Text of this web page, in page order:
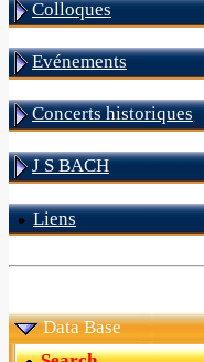
Colloques
Evénements
Concerts historiques
J S BACH
Liens
Data Base